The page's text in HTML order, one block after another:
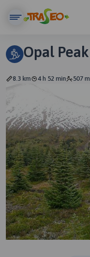
Opal Peak
8.3 km 4 h 52 min 507 m